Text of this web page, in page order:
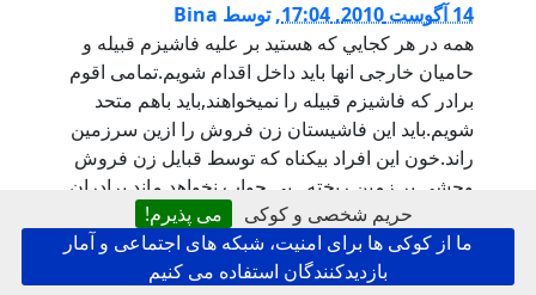
حریم شخصی و کوکی
می پذیرم!
ما از کوکی ها برای امنیت، شبکه های اجتماعی و آمار
بازدیدکنندگان استفاده می کنیم
14 آگوست 2010, 17:04 ,توسط Bina
همه در هر كجايي كه هستيد بر عليه فاشيزم قبيله و
حاميان خارجى انها بايد داخل اقدام شويم.تمامى اقوم
برادر كه فاشيزم قبيله را نميخواهند,بايد باهم متحد
شويم.بايد اين فاشيستان زن فروش را ازين سرزمين
راند.خون اين افراد بيكناه كه توسط قبايل زن فروش
وحشى بر زمين ريخته , بى جواب نخواهد ماند.برادران
هزاره حق دارند كه از خود دفاع كنند.
,توسط abdullah